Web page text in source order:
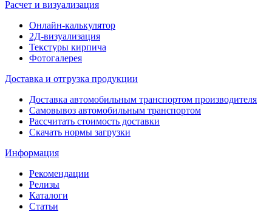
Расчет и визуализация
Онлайн-калькулятор
2Д-визуализация
Текстуры кирпича
Фотогалерея
Доставка и отгрузка продукции
Доставка автомобильным транспортом производителя
Самовывоз автомобильным транспортом
Рассчитать стоимость доставки
Скачать нормы загрузки
Информация
Рекомендации
Релизы
Каталоги
Статьи